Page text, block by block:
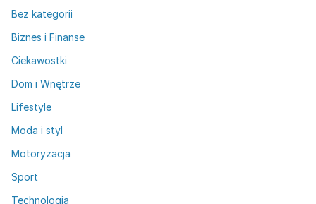
Bez kategorii
Biznes i Finanse
Ciekawostki
Dom i Wnętrze
Lifestyle
Moda i styl
Motoryzacja
Sport
Technologia